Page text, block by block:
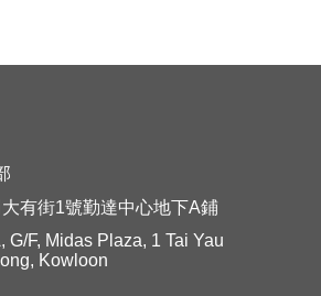
有街1號勤達中心地下A鋪
G/F, Midas Plaza, 1 Tai Yau
Kowloon